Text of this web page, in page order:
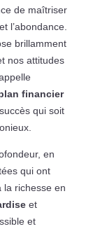
de maîtriser
l’abondance.
brillamment
nos attitudes
financier
qui soit
en
qui ont
la richesse en
et
et